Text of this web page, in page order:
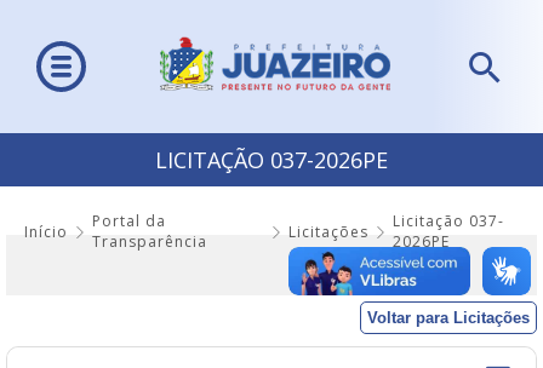
LICITAÇÃO 037-2026PE
Início
Portal da
Transparência
Licitações
Licitação 037-
2026PE
Voltar para Licitações